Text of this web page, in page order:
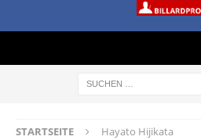
STARTSEITE Hayato Hijikata